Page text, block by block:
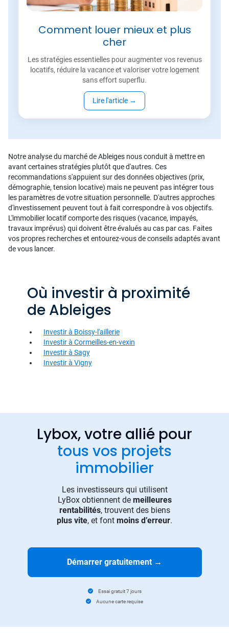
Comment louer mieux et plus
cher
Les stratégies essentielles pour augmenter vos revenus
locatifs, réduire la vacance et valoriser votre logement
sans effort superflu.
Lire l'article →
Notre analyse du marché de Ableiges nous conduit à mettre en
avant certaines stratégies plutôt que d'autres. Ces
recommandations s'appuient sur des données objectives (prix,
démographie, tension locative) mais ne peuvent pas intégrer tous
les paramètres de votre situation personnelle. D'autres approches
d'investissement peuvent tout à fait correspondre à vos objectifs.
L'immobilier locatif comporte des risques (vacance, impayés,
travaux imprévus) qui doivent être évalués au cas par cas. Faites
vos propres recherches et entourez-vous de conseils adaptés avant
de vous lancer.
Où investir à proximité
de Ableiges
Investir à Boissy-l'aillerie
Investir à Cormeilles-en-vexin
Investir à Sagy
Investir à Vigny
Lybox, votre allié pour
tous vos projets
immobilier
Les investisseurs qui utilisent
LyBox obtiennent de meilleures
rentabilités, trouvent des biens
plus vite, et font moins d’erreur.
Démarrer gratuitement →
Essai gratuit 7 jours
Aucune carte requise